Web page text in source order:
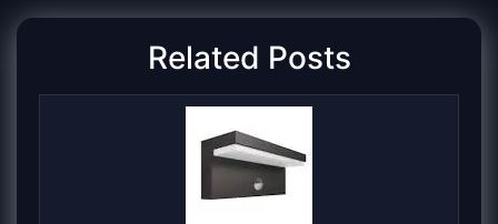
Related Posts